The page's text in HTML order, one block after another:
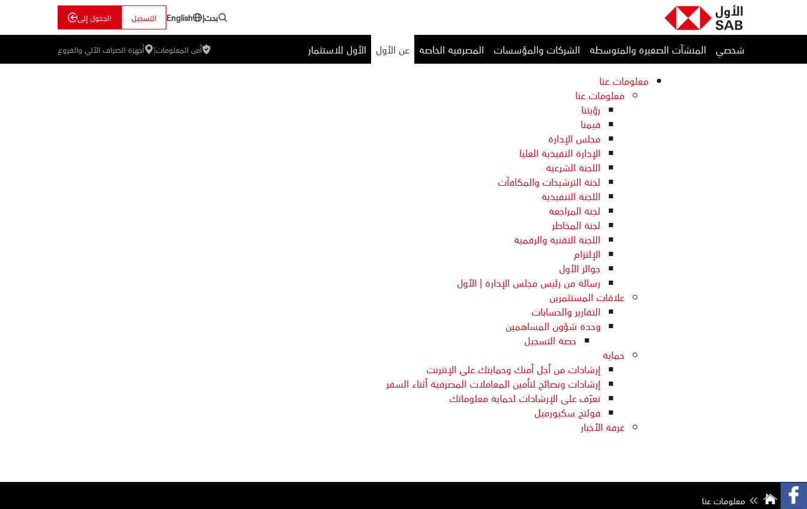
بحث|
English التسجيل الدخول إلى
شخصي المنشآت الصغيرة والمتوسطة الشركات والمؤسسات المصرفية الخاصة عن الأول الأول للاستثمار أمن المعلومات| أجهزة الصراف الآلي والفروع
معلومات عنا
معلومات عنا
رؤيتنا
قيمنا
مجلس الإدارة
الإدارة التفيذية العليا
اللجنة الشرعية
لجنة الترشيحات والمكافآت
اللجنة التنفيذية
لجنة المراجعة
لجنة المخاطر
اللجنة التقنية والرقمية
الإلتزام
جوائز الأول
رسالة من رئيس مجلس الإدارة | الأول
علاقات المستثمرين
التقارير والحسابات
وحدة شؤون المساهمين
حصة التسجيل
حماية
إرشادات من أجل أمنك وحمايتك على الإنترنت
إرشادات ونصائح لتأمين المعاملات المصرفية أثناء السفر
تعرّف على الإرشادات لحماية معلوماتك
فولتج سكيورميل
غرفة الأخبار
معلومات عنا